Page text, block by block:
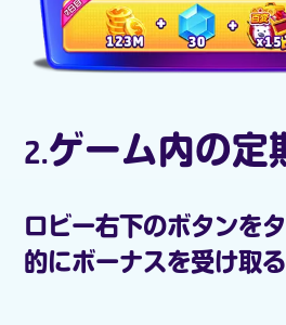
2.ゲーム内の定
ロビー右下のボタンを
的にボーナスを受け取る